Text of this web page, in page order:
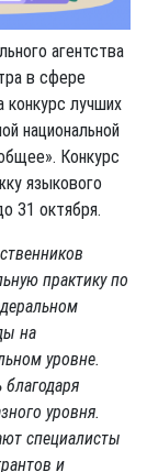
агентства
в сфере
конкурс лучших
национальной
Конкурс
языкового
31 октября.
практику по
на
уровне.
благодаря
уровня.
специалисты
и